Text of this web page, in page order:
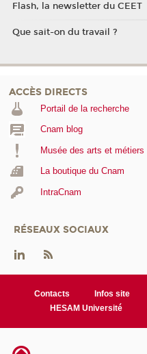
Flash, la newsletter du CEET
Que sait-on du travail ?
ACCÈS DIRECTS
Portail de la recherche
Cnam blog
Musée des arts et métiers
La boutique du Cnam
IntraCnam
RÉSEAUX SOCIAUX
Contacts Infos site
HESAM Université